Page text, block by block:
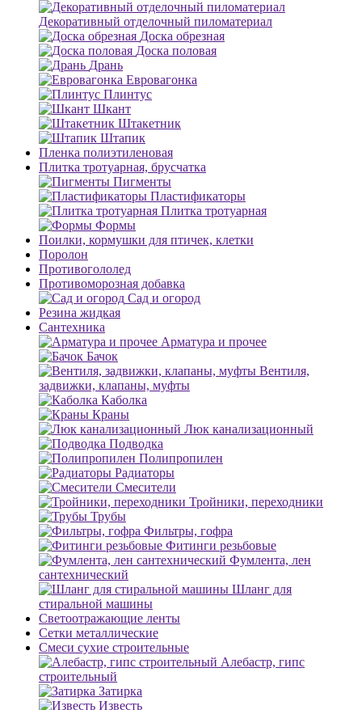
Декоративный отделочный пиломатериал
Доска обрезная
Доска половая
Дрань
Евровагонка
Плинтус
Шкант
Штакетник
Штапик
Пленка полиэтиленовая
Плитка тротуарная, брусчатка
Пигменты
Пластификаторы
Плитка тротуарная
Формы
Поилки, кормушки для птичек, клетки
Поролон
Противогололед
Противоморозная добавка
Сад и огород
Резина жидкая
Сантехника
Арматура и прочее
Бачок
Вентиля,
задвижки, клапаны, муфты
Каболка
Краны
Люк канализационный
Подводка
Полипропилен
Радиаторы
Смесители
Тройники, переходники
Трубы
Фильтры, гофра
Фитинги резьбовые
Фумлента, лен
сантехнический
Шланг для
стиральной машины
Светоотражающие ленты
Сетки металлические
Смеси сухие строительные
Алебастр, гипс
строительный
Затирка
Известь